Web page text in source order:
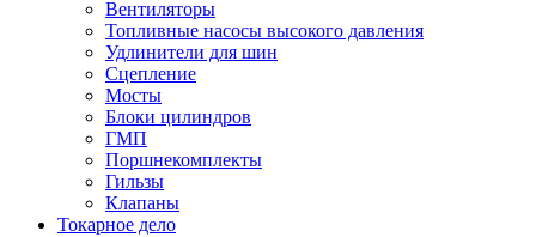
Вентиляторы
Топливные насосы высокого давления
Удлинители для шин
Сцепление
Мосты
Блоки цилиндров
ГМП
Поршнекомплекты
Гильзы
Клапаны
Токарное дело